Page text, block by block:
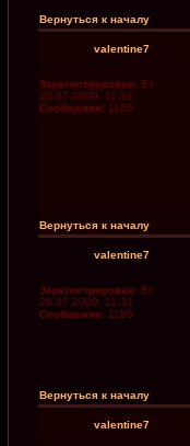
Вернуться к началу
valentine7
Зарегистрирован: Вт
28.07.2009, 11:31
Сообщения: 1185
Вернуться к началу
valentine7
Зарегистрирован: Вт
28.07.2009, 11:31
Сообщения: 1185
Вернуться к началу
valentine7